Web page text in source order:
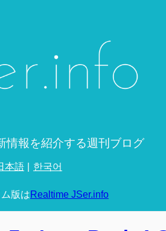
情報を紹介する週刊ブログ
本語 한국어
版はRealtime JSer.info